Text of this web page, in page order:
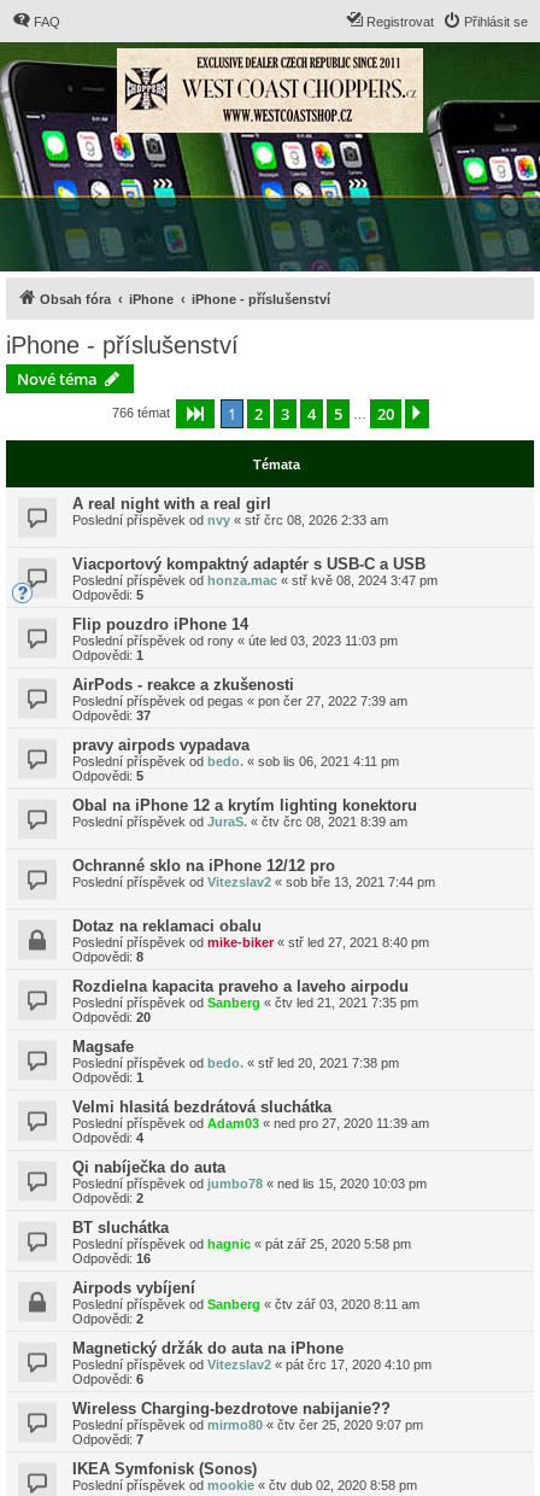
FAQ Přihlásit se
Registrovat
Obsah fóra iPhone iPhone - příslušenství
iPhone - příslušenství
Nové téma
766 témat Stránka z 20
1 2 3 4 5 20
Témata
A real night with a real girl
Poslední příspěvek od nvy « stř črc 08, 2026 2:33 am
Viacportový kompaktný adaptér s USB-C a USB
Poslední příspěvek od honza.mac « stř kvě 08, 2024 3:47 pm
Odpovědi: 5
Flip pouzdro iPhone 14
Poslední příspěvek od rony « úte led 03, 2023 11:03 pm
Odpovědi: 1
AirPods - reakce a zkušenosti
Poslední příspěvek od pegas « pon čer 27, 2022 7:39 am
Odpovědi: 37
pravy airpods vypadava
Poslední příspěvek od bedo. « sob lis 06, 2021 4:11 pm
Odpovědi: 5
Obal na iPhone 12 a krytím lighting konektoru
Poslední příspěvek od JuraS. « čtv črc 08, 2021 8:39 am
Ochranné sklo na iPhone 12/12 pro
Poslední příspěvek od Vitezslav2 « sob bře 13, 2021 7:44 pm
Dotaz na reklamaci obalu
Poslední příspěvek od mike-biker« stř led 27, 2021 8:40 pm
Odpovědi: 8
Rozdielna kapacita praveho a laveho airpodu
Poslední příspěvek od Sanberg « čtv led 21, 2021 7:35 pm
Odpovědi: 20
Magsafe
Poslední příspěvek od bedo. « stř led 20, 2021 7:38 pm
Odpovědi: 1
Velmi hlasitá bezdrátová sluchátka
Poslední příspěvek od Adam03 « ned pro 27, 2020 11:39 am
Odpovědi: 4
Qi nabíječka do auta
Poslední příspěvek od jumbo78 « ned lis 15, 2020 10:03 pm
Odpovědi: 2
BT sluchátka
Poslední příspěvek od hagnic « pát zář 25, 2020 5:58 pm
Odpovědi: 16
Airpods vybíjení
Poslední příspěvek od Sanberg « čtv zář 03, 2020 8:11 am
Odpovědi: 2
Magnetický držák do auta na iPhone
Poslední příspěvek od Vitezslav2 « pát črc 17, 2020 4:10 pm
Odpovědi: 6
Wireless Charging-bezdrotove nabijanie??
Poslední příspěvek od mirmo80 « čtv čer 25, 2020 9:07 pm
Odpovědi: 7
IKEA Symfonisk (Sonos)
Poslední příspěvek od mookie « čtv dub 02, 2020 8:58 pm